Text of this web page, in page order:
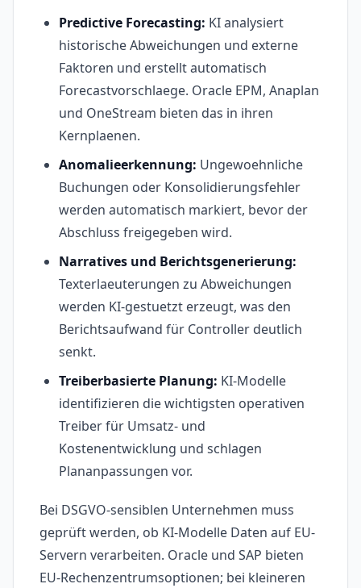
Predictive Forecasting: KI analysiert
historische Abweichungen und externe
Faktoren und erstellt automatisch
Forecastvorschlaege. Oracle EPM, Anaplan
und OneStream bieten das in ihren
Kernplaenen.
Anomalieerkennung: Ungewoehnliche
Buchungen oder Konsolidierungsfehler
werden automatisch markiert, bevor der
Abschluss freigegeben wird.
Narratives und Berichtsgenerierung:
Texterlaeuterungen zu Abweichungen
werden KI-gestuetzt erzeugt, was den
Berichtsaufwand für Controller deutlich
senkt.
Treiberbasierte Planung: KI-Modelle
identifizieren die wichtigsten operativen
Treiber für Umsatz- und
Kostenentwicklung und schlagen
Plananpassungen vor.
Bei DSGVO-sensiblen Unternehmen muss
geprüft werden, ob KI-Modelle Daten auf EU-
Servern verarbeiten. Oracle und SAP bieten
EU-Rechenzentrumsoptionen; bei kleineren